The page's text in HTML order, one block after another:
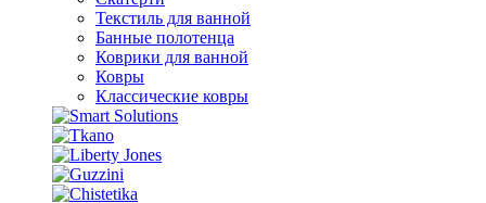
Текстиль для ванной
Банные полотенца
Коврики для ванной
Ковры
Классические ковры